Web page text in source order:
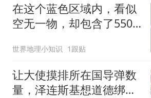
在这个蓝色区域内，看似
空无一物，却包含了5500
世界地理小知识 1跟贴
让大使摸排所在国导弹数
量，泽连斯基想道德绑架